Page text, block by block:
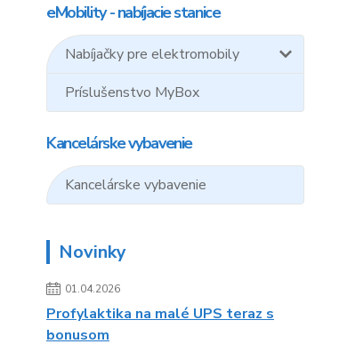
eMobility - nabíjacie stanice
Nabíjačky pre elektromobily
Príslušenstvo MyBox
Kancelárske vybavenie
Kancelárske vybavenie
Novinky
01.04.2026
Profylaktika na malé UPS teraz s
bonusom